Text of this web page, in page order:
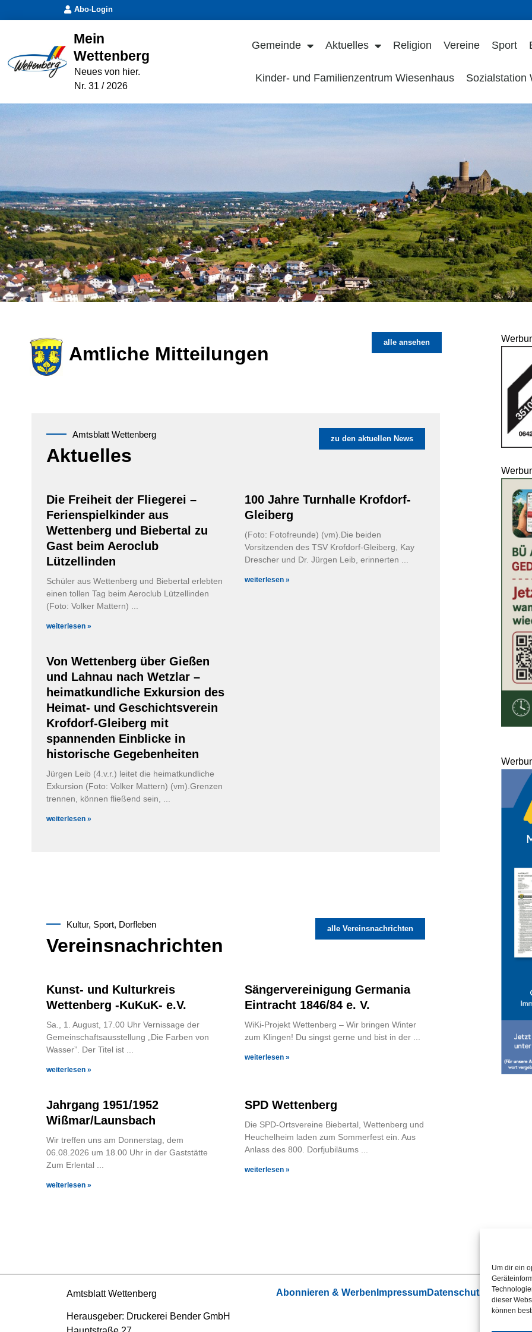
Um dir ein
dieser
können
Abo-Login
Mein
Wettenberg
Neues von hier.
Nr. 31 / 2026
Gemeinde Aktuelles Religion Vereine Sport
Kinder- und Familienzentrum Wiesenhaus Sozialstation
Amtliche Mitteilungen
alle ansehen
Amtsblatt Wettenberg
Aktuelles
zu den aktuellen News
Die Freiheit der Fliegerei –
Ferienspielkinder aus
Wettenberg und Biebertal zu
Gast beim Aeroclub
Lützellinden
Schüler aus Wettenberg und Biebertal erlebten
einen tollen Tag beim Aeroclub Lützellinden
(Foto: Volker Mattern)
weiterlesen »
100 Jahre Turnhalle Krofdorf-
Gleiberg
(Foto: Fotofreunde) (vm).Die beiden
Vorsitzenden des TSV Krofdorf-Gleiberg, Kay
Drescher und Dr. Jürgen Leib, erinnerten
weiterlesen »
Von Wettenberg über Gießen
und Lahnau nach Wetzlar –
heimatkundliche Exkursion des
Heimat- und Geschichtsverein
Krofdorf-Gleiberg mit
spannenden Einblicke in
historische Gegebenheiten
Jürgen Leib (4.v.r.) leitet die heimatkundliche
Exkursion (Foto: Volker Mattern) (vm).Grenzen
trennen, können fließend sein,
weiterlesen »
Kultur, Sport, Dorfleben
Vereinsnachrichten
alle Vereinsnachrichten
Kunst- und Kulturkreis
Wettenberg -KuKuK- e.V.
Sa., 1. August, 17.00 Uhr Vernissage der
Gemeinschaftsausstellung „Die Farben von
Wasser”. Der Titel ist
weiterlesen »
Sängervereinigung Germania
Eintracht 1846/84 e. V.
WiKi-Projekt Wettenberg – Wir bringen Winter
zum Klingen! Du singst gerne und bist in der
weiterlesen »
Jahrgang 1951/1952
Wißmar/Launsbach
Wir treffen uns am Donnerstag, dem
06.08.2026 um 18.00 Uhr in der Gaststätte
Zum Erlental
weiterlesen »
SPD Wettenberg
Die SPD-Ortsvereine Biebertal, Wettenberg und
Heuchelheim laden zum Sommerfest ein. Aus
Anlass des 800. Dorfjubiläums
weiterlesen »
Amtsblatt Wettenberg
Herausgeber: Druckerei Bender GmbH
Abonnieren & Werben ImpressumDatenschutz Cookie-